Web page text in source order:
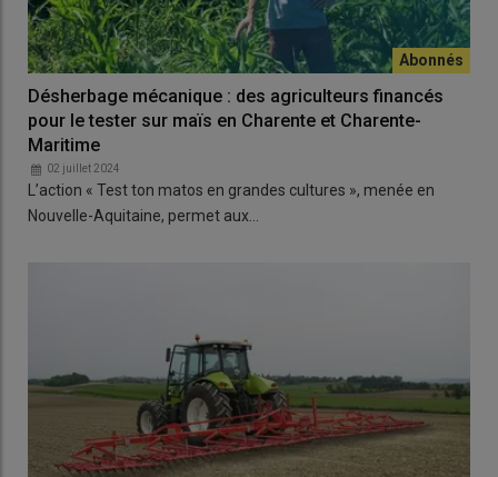
Désherbage mécanique : des agriculteurs financés
pour le tester sur maïs en Charente et Charente-
Maritime
02 juillet 2024
L’action « Test ton matos en grandes cultures », menée en
Nouvelle-Aquitaine, permet aux…